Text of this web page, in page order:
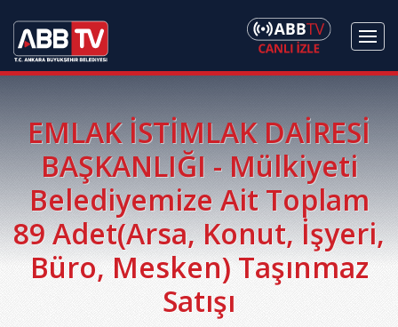
EMLAK İSTİMLAK DAİRESİ
BAŞKANLIĞI - Mülkiyeti
Belediyemize Ait Toplam
89 Adet(Arsa, Konut, İşyeri,
Büro, Mesken) Taşınmaz
Satışı